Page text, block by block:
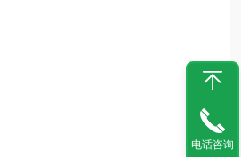
电话咨询